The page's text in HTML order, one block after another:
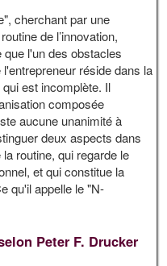
cherchant par une
de l’innovation,
l'un des obstacles
réside dans la
est incomplète. Il
composée
aucune unanimité à
deux aspects dans
la routine, qui regarde le
et qui constitue la
qu'il appelle le "N-
Peter F. Drucker